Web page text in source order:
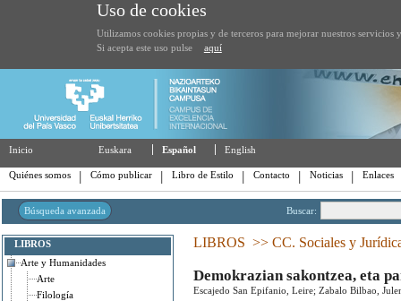
Uso de cookies
Utilizamos cookies propias y de terceros para mejorar nuestros servicios
Si acepta este uso pulse
aquí
Inicio Español
Euskara English
Quiénes somos Cómo publicar Libro de Estilo Contacto Noticias Enlaces
Buscar:
Búsqueda avanzada
LIBROS
Arte y Humanidades
Arte
Filología
LIBROS >> CC. Sociales y
Demokrazian sakontzea, eta
Escajedo San Epifanio, Leire; Zabalo Bilbao,